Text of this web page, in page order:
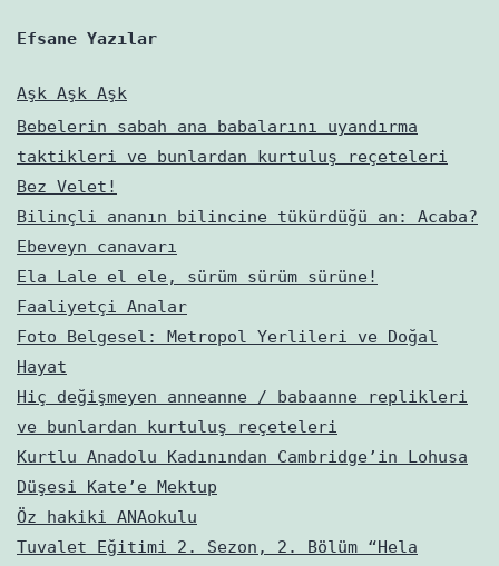
Efsane Yazılar
Aşk Aşk Aşk
Bebelerin sabah ana babalarını uyandırma
taktikleri ve bunlardan kurtuluş reçeteleri
Bez Velet!
Bilinçli ananın bilincine tükürdüğü an: Acaba?
Ebeveyn canavarı
Ela Lale el ele, sürüm sürüm sürüne!
Faaliyetçi Analar
Foto Belgesel: Metropol Yerlileri ve Doğal
Hayat
Hiç değişmeyen anneanne / babaanne replikleri
ve bunlardan kurtuluş reçeteleri
Kurtlu Anadolu Kadınından Cambridge’in Lohusa
Düşesi Kate’e Mektup
Öz hakiki ANAokulu
Tuvalet Eğitimi 2. Sezon, 2. Bölüm “Hela